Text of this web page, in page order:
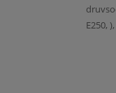
E250, ),